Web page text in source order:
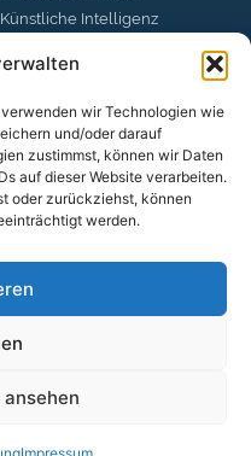
wir Technologien wie
und/oder darauf
zustimmst, können wir Daten
auf dieser Website verarbeiten.
oder zurückziehst, können
werden.
Künstliche Intelligenz
Datenschutzgrund-
Business Security